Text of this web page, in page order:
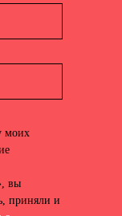
моих
вы
приняли и